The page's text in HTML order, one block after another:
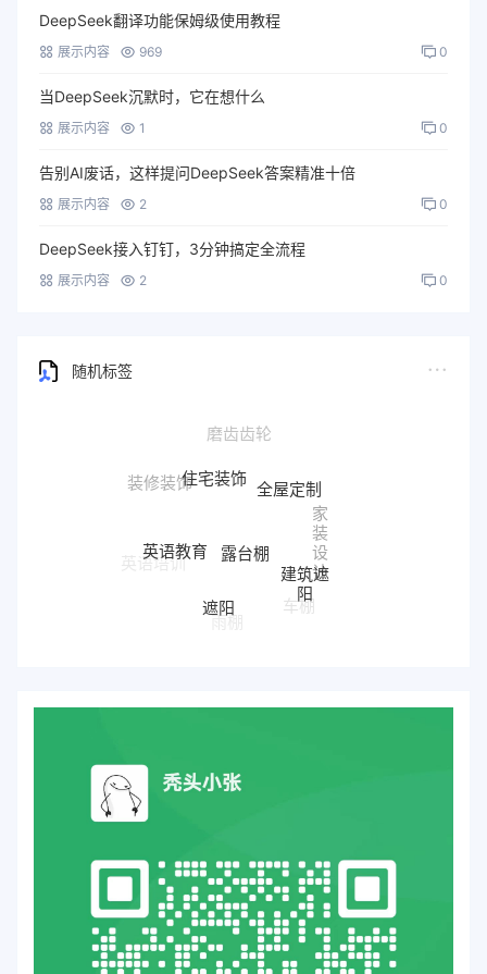
DeepSeek翻译功能保姆级使用教程
展示内容 969 0
当DeepSeek沉默时，它在想什么
展示内容 1 0
告别AI废话，这样提问DeepSeek答案精准十倍
展示内容 2 0
DeepSeek接入钉钉，3分钟搞定全流程
展示内容 2 0
随机标签
装修装饰
家
装
设
计
英语培训
英语教育
建筑遮
阳
车棚
雨棚
遮阳